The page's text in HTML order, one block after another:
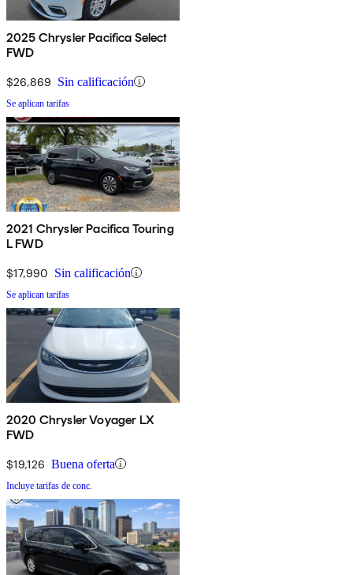
2025 Chrysler Pacifica Select
FWD
$26,869 Sin calificación
Se aplican tarifas
2021 Chrysler Pacifica Touring
L FWD
$17,990 Sin calificación
Se aplican tarifas
2020 Chrysler Voyager LX
FWD
$19,126 Buena oferta
Incluye tarifas de conc.